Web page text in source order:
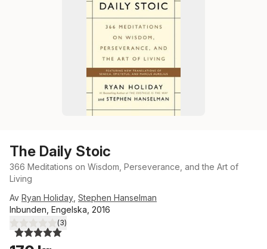
The Daily Stoic
366 Meditations on Wisdom, Perseverance, and the Art of
Living
Av Ryan Holiday Stephen Hanselman
Inbunden, Engelska, 2016
5,0utav 5 stjärnor. Totalt antal röster:
(3)